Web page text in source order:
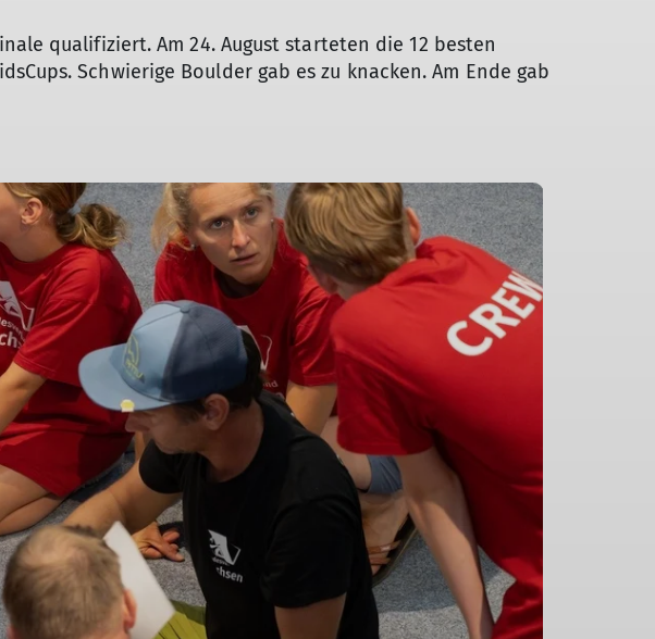
qualifiziert. Am 24. August starteten die 12 besten
Schwierige Boulder gab es zu knacken. Am Ende gab